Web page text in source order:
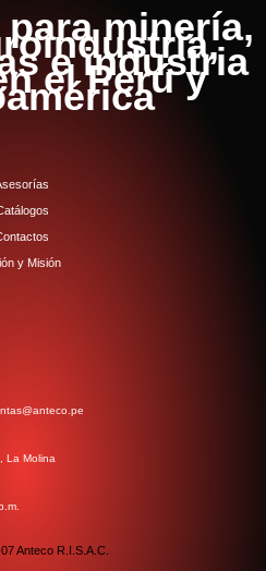
minería,
e industria
el Perú y
y Misión
La Molina